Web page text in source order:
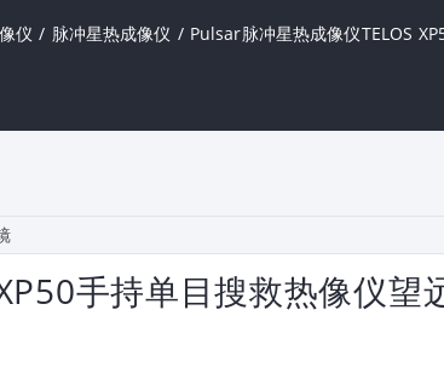
仪 / 脉冲星热成像仪 / Pulsar脉冲星热成像仪TELOS
手持单目搜救热像仪望